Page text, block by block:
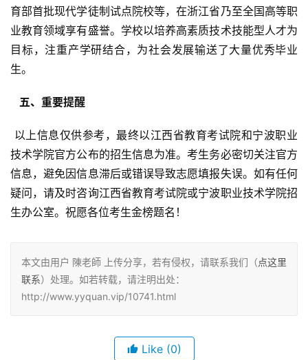
育部首批现代学徒制试点院校等，在浙江省乃至全国高等职
业教育领域享有盛誉。学校以培养高素质技术技能型人才为
目标，注重产学研结合，为社会发展输送了大量优秀毕业
生。
  五、重要提醒
技术学院官方公布的招生信息为准。考生务必密切关注官方
信息，避免因信息滞后或错误导致志愿填报失误。如有任何
疑问，请及时咨询江西省教育考试院或宁波职业技术学院招
生办公室。祝愿各位考生金榜题名！
本文由用户 陳老師 上传分享，若有侵权，请联系我们（点这里
联系）处理。如若转载，请注明出处：
http://www.yyquan.vip/10741.html
Like (0)